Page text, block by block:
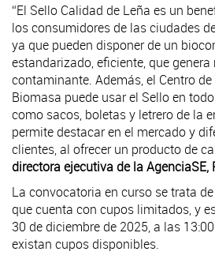
“El Sello Calidad de Leña es un
los consumidores de las ciudades
ya que pueden disponer de un
estandarizado, eficiente, que
contaminante. Además, el Centro
Biomasa puede usar el Sello en
como sacos, boletas y letrero de la
permite destacar en el mercado y
clientes, al ofrecer un producto de
directora ejecutiva de la AgenciaSE,
La convocatoria en curso se trata
que cuenta con cupos limitados, y
30 de diciembre de 2025, a las
existan cupos disponibles.